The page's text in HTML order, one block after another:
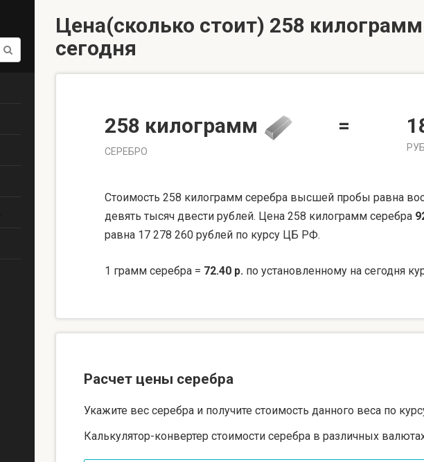
Цена(сколько стоит) 258
сегодня
258 килограмм
СЕРЕБРО
=
Стоимость 258 килограмм серебра высшей пробы равна
девять тысяч двести рублей. Цена 258 килограмм серебра
равна 17 278 260 рублей по курсу ЦБ РФ.
1 грамм серебра = 72.40 р. по установленному на сегодня
Расчет цены серебра
Укажите вес серебра и получите стоимость данного веса по
Калькулятор-конвертер стоимости серебра в различных